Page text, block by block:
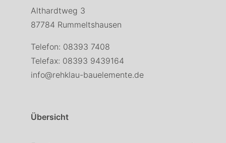
Althardtweg 3
87784 Rummeltshausen
Telefon: 08393 7408
Telefax: 08393 9439164
info@rehklau-bauelemente.de
Übersicht